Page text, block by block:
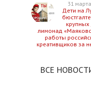
31
Дети на
крупных
лимонад
работы
креативщиков за
ВСЕ